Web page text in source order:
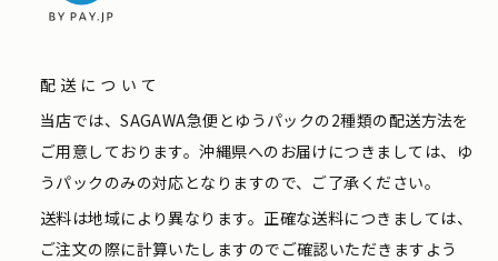
配送について
当店では、SAGAWA急便とゆうパックの2種類の配送方法を
ご用意しております。沖縄県へのお届けにつきましては、ゆ
うパックのみの対応となりますので、ご了承ください。
送料は地域により異なります。正確な送料につきましては、
ご注文の際に計算いたしますのでご確認いただきますよう